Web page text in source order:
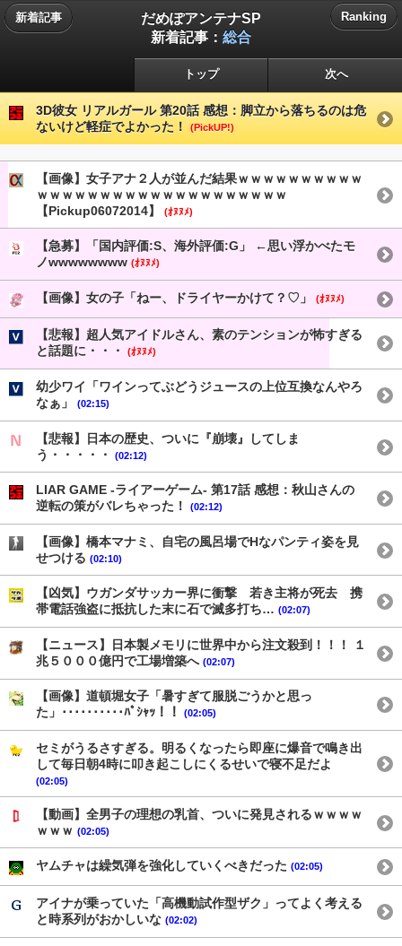
新着記事
だめぽアンテナSP
新着記事： 総合
Ranking
トップ 次へ
3D彼女 リアルガール 第20話 感想：脚立から落ちるのは危
ないけど軽症でよかった！
(PickUP!)
【画像】女子アナ２人が並んだ結果ｗｗｗｗｗｗｗｗｗｗ
ｗｗｗｗｗｗｗｗｗｗｗｗｗｗｗｗｗｗｗｗ
【Pickup06072014】
(ｵﾇﾇﾒ)
【急募】「国内評価:S、海外評価:G」 ←思い浮かべたモ
ノwwwwwwww (ｵﾇﾇﾒ)
【画像】女の子「ねー、ドライヤーかけて？♡」 (ｵﾇﾇﾒ)
【悲報】超人気アイドルさん、素のテンションが怖すぎる
と話題に・・・
(ｵﾇﾇﾒ)
幼少ワイ「ワインってぶどうジュースの上位互換なんやろ
なぁ」
(02:15)
【悲報】日本の歴史、ついに『崩壊』してしま
う・・・・・
(02:12)
LIAR GAME -ライアーゲーム- 第17話 感想：秋山さんの
逆転の策がバレちゃった！
(02:12)
【画像】橋本マナミ、自宅の風呂場でHなパンティ姿を見
せつける (02:10)
【凶気】ウガンダサッカー界に衝撃 若き主将が死去 携
帯電話強盗に抵抗した末に石で滅多打ち… (02:07)
【ニュース】日本製メモリに世界中から注文殺到！！！ １
兆５０００億円で工場増築へ (02:07)
【画像】道頓堀女子「暑すぎて服脱ごうかと思っ
た」･･････････ﾊﾟｼｬｯ！！
(02:05)
セミがうるさすぎる。明るくなったら即座に爆音で鳴き出
して毎日朝4時に叩き起こしにくるせいで寝不足だよ
(02:05)
【動画】全男子の理想の乳首、ついに発見されるｗｗｗｗ
ｗｗｗ (02:05)
ヤムチャは繰気弾を強化していくべきだった (02:05)
アイナが乗っていた「高機動試作型ザク」ってよく考える
と時系列がおかしいな (02:02)